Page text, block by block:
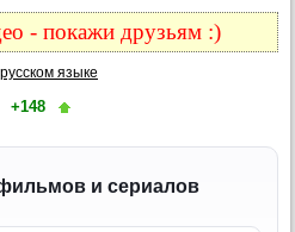
- покажи друзьям :)
языке
+148
и сериалов